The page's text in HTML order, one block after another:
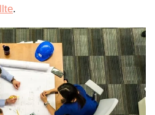
.